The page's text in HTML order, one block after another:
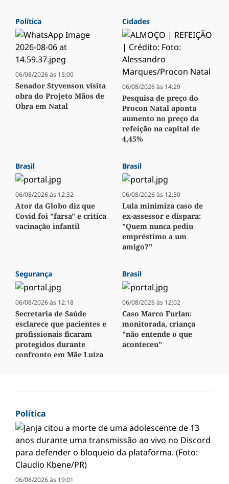
Política
06/08/2026 às 15:00
Senador Styvenson visita
obra do Projeto Mãos de
Obra em Natal
Cidades
06/08/2026 às 14:29
Pesquisa de preço do
Procon Natal aponta
aumento no preço da
refeição na capital de
4,45%
Brasil
06/08/2026 às 12:32
Ator da Globo diz que
Covid foi "farsa" e critica
vacinação infantil
Brasil
06/08/2026 às 12:30
Lula minimiza caso de
ex-assessor e dispara:
"Quem nunca pediu
empréstimo a um
amigo?"
Segurança
06/08/2026 às 12:18
Secretaria de Saúde
esclarece que pacientes e
profissionais ficaram
protegidos durante
confronto em Mãe Luíza
Brasil
06/08/2026 às 12:02
Caso Marco Furlan:
monitorada, criança
"não entende o que
aconteceu"
Política
06/08/2026 às 19:01